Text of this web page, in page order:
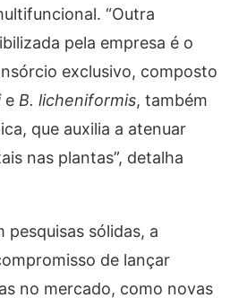
“Outra
pela empresa é o
exclusivo, composto
e B. licheniformis, também
que auxilia a atenuar
nas plantas”, detalha
pesquisas sólidas, a
de lançar
no mercado, como novas